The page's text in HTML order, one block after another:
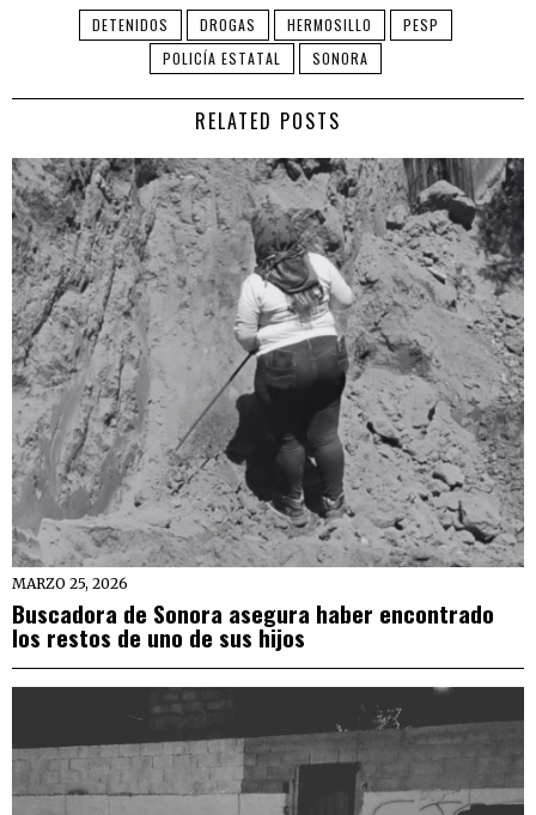
DETENIDOS DROGAS HERMOSILLO
PESP
POLICÍA ESTATAL
SONORA
RELATED POSTS
MARZO 25, 2026
Buscadora de Sonora asegura haber encontrado
los restos de uno de sus hijos